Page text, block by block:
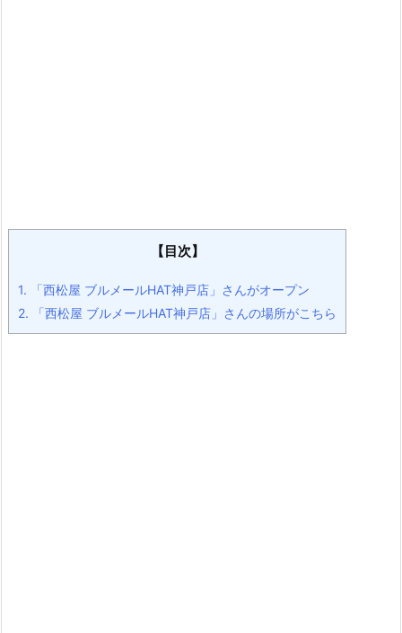
【目次】
1. 「西松屋 ブルメールHAT神戸店」さんがオープン
2. 「西松屋 ブルメールHAT神戸店」さんの場所がこちら